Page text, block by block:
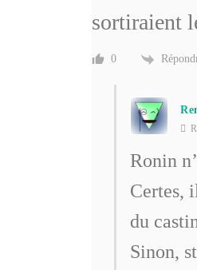
sortiraient
0
Ronin
Certes,
du
Sinon,